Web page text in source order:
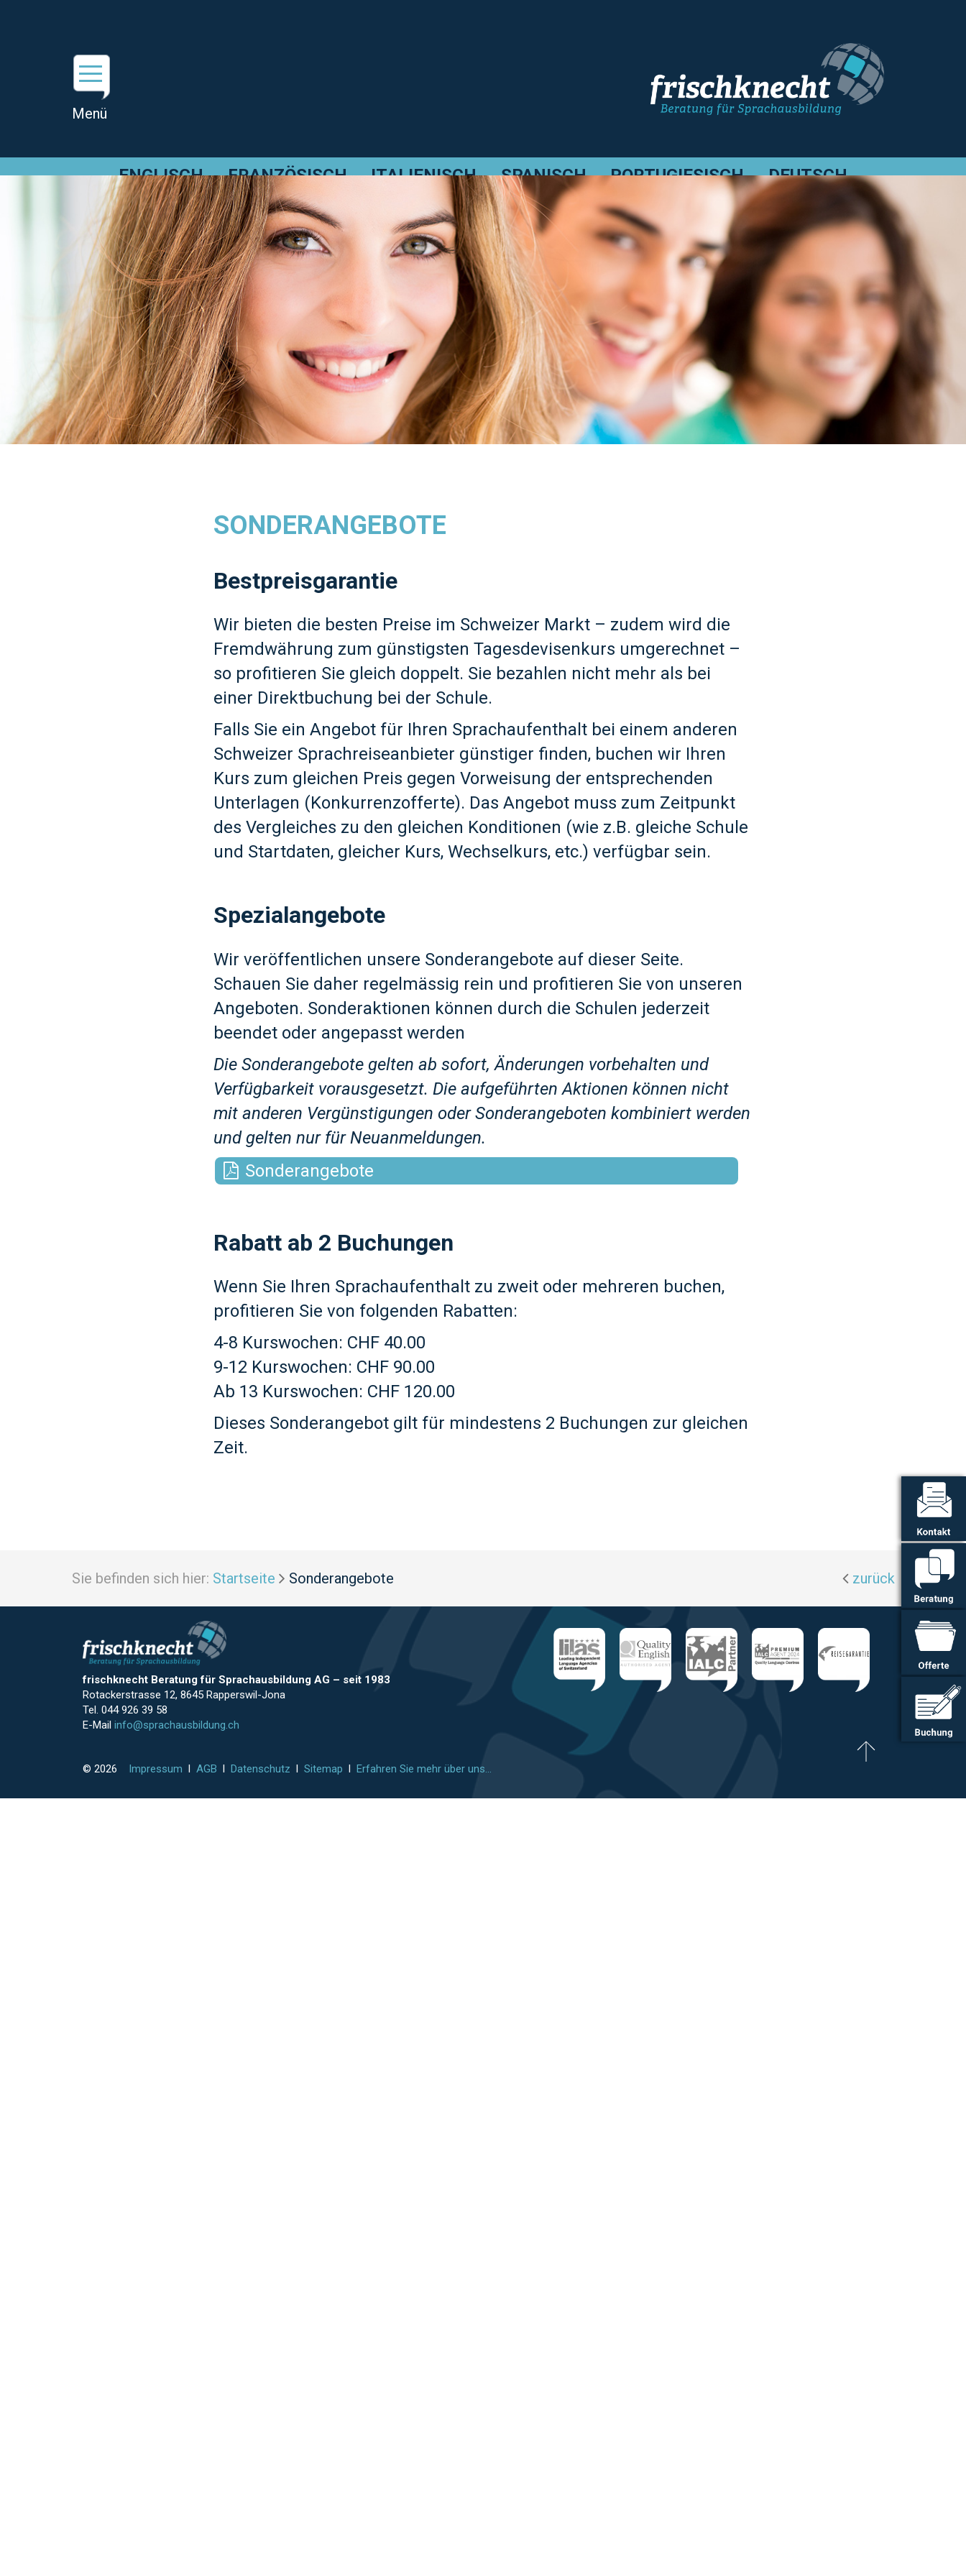
ENGLISCH FRANZÖSISCH ITALIENISCH SPANISCH PORTUGIESISCH DEUTSCH
SONDERANGEBOTE
Bestpreisgarantie
Wir bieten die besten Preise im Schweizer Markt – zudem wird die
Fremdwährung zum günstigsten Tagesdevisenkurs umgerechnet –
so profitieren Sie gleich doppelt. Sie bezahlen nicht mehr als bei
einer Direktbuchung bei der Schule.
Falls Sie ein Angebot für Ihren Sprachaufenthalt bei einem anderen
Schweizer Sprachreiseanbieter günstiger finden, buchen wir Ihren
Kurs zum gleichen Preis gegen Vorweisung der entsprechenden
Unterlagen (Konkurrenzofferte). Das Angebot muss zum Zeitpunkt
des Vergleiches zu den gleichen Konditionen (wie z.B. gleiche Schule
und Startdaten, gleicher Kurs, Wechselkurs, etc.) verfügbar sein.
Spezialangebote
Wir veröffentlichen unsere Sonderangebote auf dieser Seite.
Schauen Sie daher regelmässig rein und profitieren Sie von unseren
Angeboten. Sonderaktionen können durch die Schulen jederzeit
beendet oder angepasst werden
Die Sonderangebote gelten ab sofort, Änderungen vorbehalten und
Verfügbarkeit vorausgesetzt. Die aufgeführten Aktionen können nicht
mit anderen Vergünstigungen oder Sonderangeboten kombiniert werden
und gelten nur für Neuanmeldungen.
Sonderangebote
Rabatt ab 2 Buchungen
Wenn Sie Ihren Sprachaufenthalt zu zweit oder mehreren buchen,
profitieren Sie von folgenden Rabatten:
4-8 Kurswochen: CHF 40.00
9-12 Kurswochen: CHF 90.00
Ab 13 Kurswochen: CHF 120.00
Dieses Sonderangebot gilt für mindestens 2 Buchungen zur gleichen
Zeit.
Sie befinden sich hier: Startseite Sonderangebote zurück
frischknecht Beratung für Sprachausbildung AG – seit 1983
Rotackerstrasse 12, 8645 Rapperswil-Jona
Tel. 044 926 39 58
E-Mail info@sprachausbildung.ch
© 2026 Impressum l AGB l Datenschutz l Sitemap l Erfahren Sie mehr über uns...